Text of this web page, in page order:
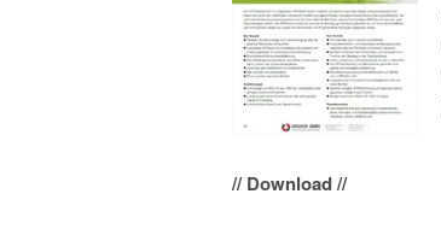
// Download //